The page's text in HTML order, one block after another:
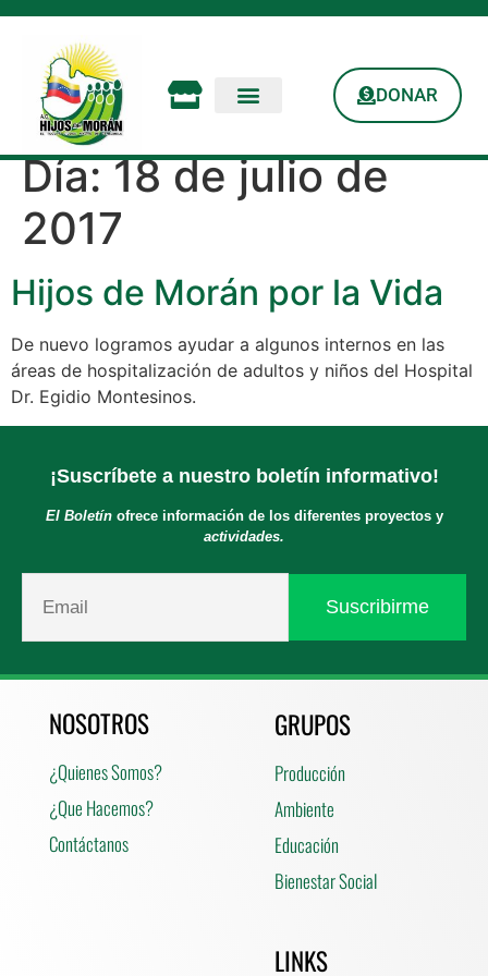
DONAR
Día:18 de julio de
2017
Hijos de Morán por la Vida
De nuevo logramos ayudar a algunos internos en las
áreas de hospitalización de adultos y niños del Hospital
Dr. Egidio Montesinos.
¡Suscríbete a nuestro boletín informativo!
El Boletínofrece información de los diferentes proyectos y
actividades.
NOSOTROS
¿Quienes Somos?
¿Que Hacemos?
Contáctanos
GRUPOS
Producción
Ambiente
Educación
Bienestar Social
LINKS